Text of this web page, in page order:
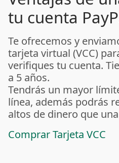
tu cuenta
Te ofrecemos y
tarjeta virtual (VCC)
verifiques tu cuenta.
a 5 años.
Tendrás un mayor
línea, además podrás
altos de dinero que
Comprar Tarjeta VCC